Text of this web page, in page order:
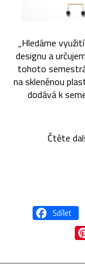
„Hledáme
designu a
tohoto
na skleněnou
dodává k
Čtěte